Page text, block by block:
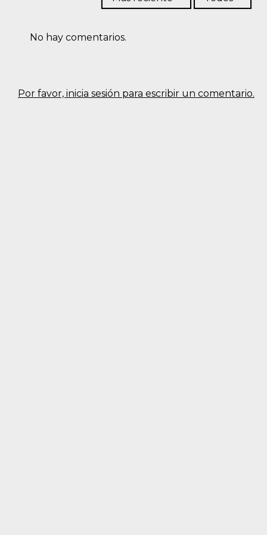
Por favor, inicia sesión para escribir un comentario.
No hay comentarios.